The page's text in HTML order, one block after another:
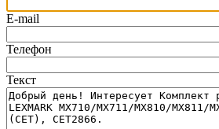
E-mail
Телефон
Текст